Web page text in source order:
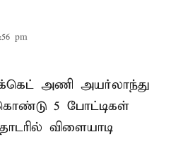
pm
அணி அயர்லாந்து
5 போட்டிகள்
விளையாடி